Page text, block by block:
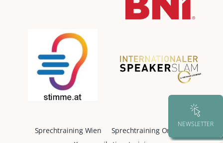
Sprechtraining Wien
Sprechtraining Online
NEWSLETTER